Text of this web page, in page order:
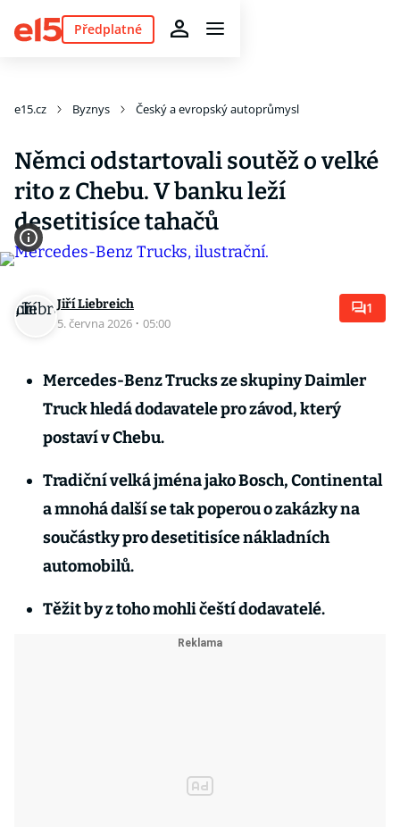
Předplatné
e15.cz Byznys Český a evropský autoprůmysl
Němci odstartovali soutěž o velké
rito z Chebu. V banku leží
desetitisíce tahačů
Jiří Liebreich
5. června 2026 · 05:00
1
Mercedes-Benz Trucks ze skupiny Daimler
Truck hledá dodavatele pro závod, který
postaví v Chebu.
Tradiční velká jména jako Bosch, Continental
a mnohá další se tak poperou o zakázky na
součástky pro desetitisíce nákladních
automobilů.
Těžit by z toho mohli čeští dodavatelé.